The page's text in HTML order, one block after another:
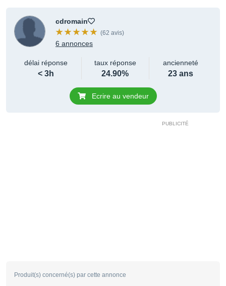
cdromain
(62 avis)
6 annonces
délai réponse
< 3h
taux réponse
24.90%
ancienneté
23 ans
Ecrire au vendeur
Produit(s) concerné(s) par cette annonce